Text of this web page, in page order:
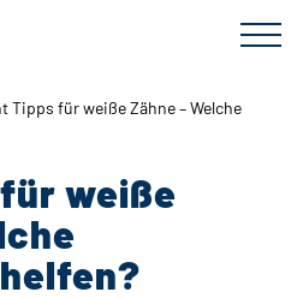
Tipps für weiße Zähne – Welche
weiße